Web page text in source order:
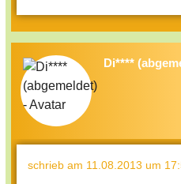
Di****
schrieb am 11.08.2013 um